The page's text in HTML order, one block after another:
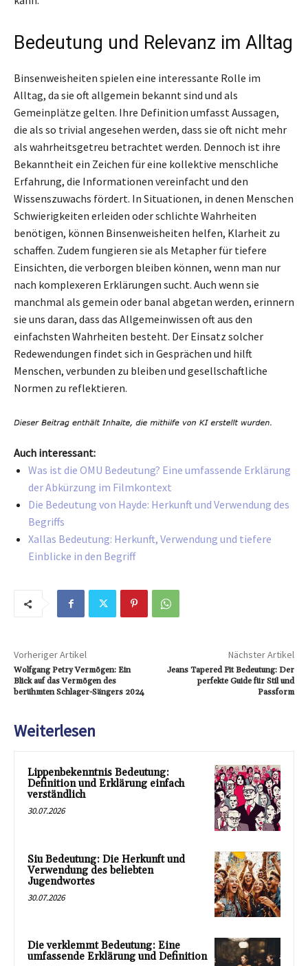
Bedeutung und Relevanz im Alltag
Binsenweisheiten spielen eine interessante Rolle im
Alltag, da sie oft allgemein bekannt sind und als
Gemeinplätze gelten. Ihre Definition umfasst Aussagen,
die als so trivial angesehen werden, dass sie oft nicht mehr
als wahrheitsgetreu betrachtet werden. Dennoch ist ihre
Bekanntheit ein Zeichen für eine kollektive menschliche
Erfahrung, die Informationen vereinfacht und den
Wissenszuwachs fördert. In Situationen, in denen Menschen
Schwierigkeiten erleiden oder schlichte Wahrheiten
benötigen, können Binsenweisheiten helfen, Klarheit zu
schaffen. Zudem fungieren sie als Metapher für tiefere
Einsichten, die verborgen bleiben können, wenn man nur
nach komplexeren Erklärungen sucht. Auch wenn sie
manchmal als gemein oder banal abgetan werden, erinnern
sie uns daran, dass das Allgemeinwissen oft aus den
einfachsten Wahrheiten besteht. Der Einsatz solcher
Redewendungen findet sich in Gesprächen und hilft
Menschen, verbunden zu bleiben und gesellschaftliche
Normen zu reflektieren.
Auch interessant:
Was ist die OMU Bedeutung? Eine umfassende Erklärung
der Abkürzung im Filmkontext
Die Bedeutung von Hayde: Herkunft und Verwendung des
Begriffs
Xallas Bedeutung: Herkunft, Verwendung und tiefere
Einblicke in den Begriff
Vorheriger Artikel
Wolfgang Petry Vermögen: Ein
Blick auf das Vermögen des
berühmten Schlager-Sängers 2024
Nächster Artikel
Jeans Tapered Fit Bedeutung: Der
perfekte Guide für Stil und
Passform
Weiterlesen
Lippenbekenntnis Bedeutung:
Definition und Erklärung einfach
verständlich
30.07.2026
Siu Bedeutung: Die Herkunft und
Verwendung des beliebten
Jugendwortes
30.07.2026
Die verklemmt Bedeutung: Eine
umfassende Erklärung und Definition